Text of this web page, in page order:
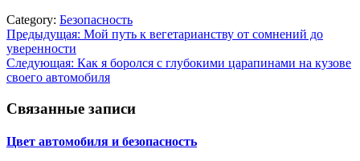
Category: Безопасность
Навигация
по
записям
Предыдущая: Мой путь к вегетарианству от сомнений до
уверенности
Следующая: Как я боролся с глубокими царапинами на кузове
своего автомобиля
Связанные записи
Цвет автомобиля и безопасность